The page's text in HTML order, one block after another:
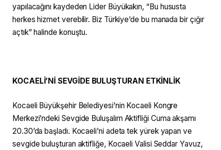
yapılacağını kaydeden Lider Büyükakın, “Bu hususta
herkes hizmet verebilir. Biz Türkiye’de bu manada bir çığır
açtık” halinde konuştu.
KOCAELİ’Nİ SEVGİDE BULUŞTURAN ETKİNLİK
Kocaeli Büyükşehir Belediyesi’nin Kocaeli Kongre
Merkezi’ndeki Sevgide Buluşalım Aktifliği Cuma akşamı
20.30’da başladı. Kocaeli’ni adeta tek yürek yapan ve
sevgide buluşturan aktifliğe, Kocaeli Valisi Seddar Yavuz,